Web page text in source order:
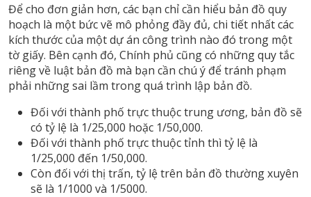
Để cho đơn giản hơn, các bạn chỉ cần hiểu bản đồ quy
hoạch là một bức vẽ mô phỏng đầy đủ, chi tiết nhất các
kích thước của một dự án công trình nào đó trong một
tờ giấy. Bên cạnh đó, Chính phủ cũng có những quy tắc
riêng về luật bản đồ mà bạn cần chú ý để tránh phạm
phải những sai lầm trong quá trình lập bản đồ.
Đối với thành phố trực thuộc trung ương, bản đồ sẽ
có tỷ lệ là 1/25,000 hoặc 1/50,000.
Đối với thành phố trực thuộc tỉnh thì tỷ lệ là
1/25,000 đến 1/50,000.
Còn đối với thị trấn, tỷ lệ trên bản đồ thường xuyên
sẽ là 1/1000 và 1/5000.